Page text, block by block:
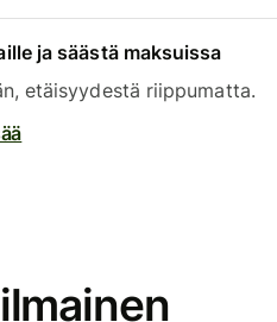
ja säästä maksuissa
etäisyydestä riippumatta.